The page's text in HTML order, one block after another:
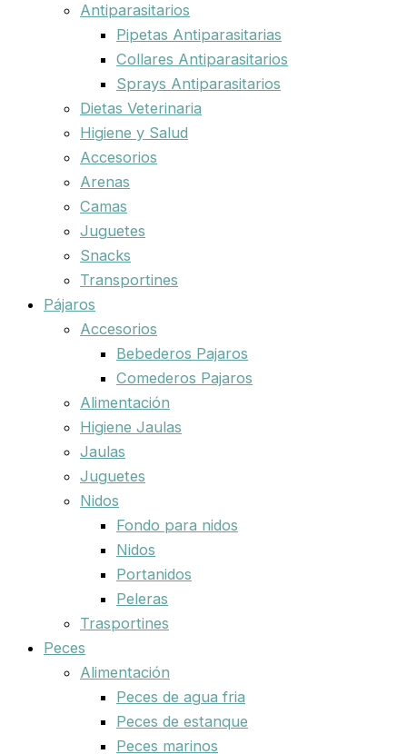
Antiparasitarios
Pipetas Antiparasitarias
Collares Antiparasitarios
Sprays Antiparasitarios
Dietas Veterinaria
Higiene y Salud
Accesorios
Arenas
Camas
Juguetes
Snacks
Transportines
Pájaros
Accesorios
Bebederos Pajaros
Comederos Pajaros
Alimentación
Higiene Jaulas
Jaulas
Juguetes
Nidos
Fondo para nidos
Nidos
Portanidos
Peleras
Trasportines
Peces
Alimentación
Peces de agua fria
Peces de estanque
Peces marinos